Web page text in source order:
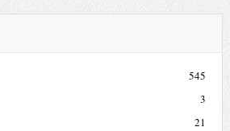
545
3
21